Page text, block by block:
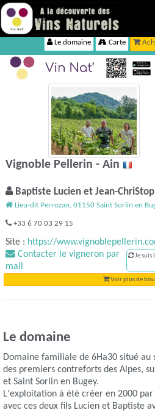
Le domaine Carte
Vignoble Pellerin - Ain
Baptiste Lucien et Jean-
Lieu-dit Perrozan, 01150 Saint Sorlin en
+33 6 70 03 29 15
Site : https://
Contacter le vigneron par
mail
Je suis
Voir plus de
Le domaine
Domaine familiale de 6Ha30 situé au
des premiers contreforts des Alpes,
et Saint Sorlin en Bugey.
L'exploitation à été créer en 2000
avec ces deux fils Lucien et Baptiste